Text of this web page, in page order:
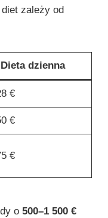
zależy od
Dieta dzienna
€
€
€
o500–1 500 €